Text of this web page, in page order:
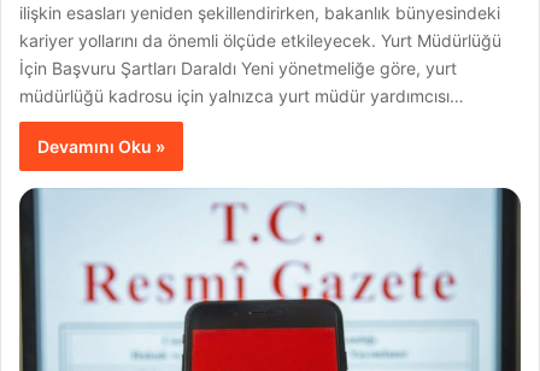
ilişkin esasları yeniden şekillendirirken, bakanlık bünyesindeki
kariyer yollarını da önemli ölçüde etkileyecek. Yurt Müdürlüğü
İçin Başvuru Şartları Daraldı Yeni yönetmeliğe göre, yurt
müdürlüğü kadrosu için yalnızca yurt müdür yardımcısı…
Devamını Oku »